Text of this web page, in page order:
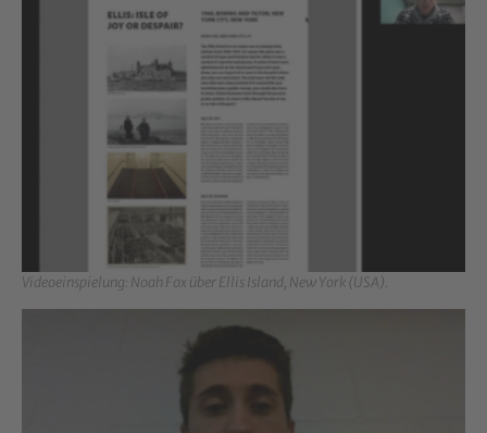
Videoeinspielung: Noah Fox über Ellis Island, New York (USA).
Show larger version for: